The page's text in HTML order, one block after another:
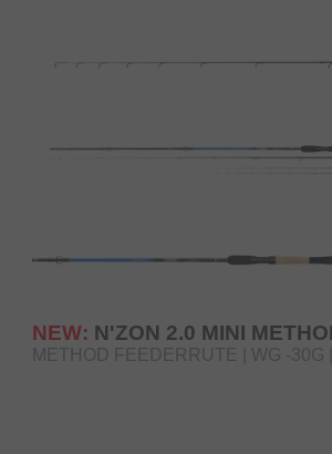
NEW: N'ZON 2.0 MINI
METHOD FEEDERRUTE | WG -30G